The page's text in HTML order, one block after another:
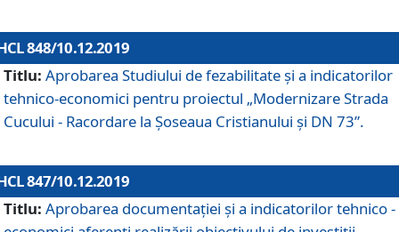
848/10.12.2019
Titlu: Aprobarea Studiului de fezabilitate şi a indicatorilor
tehnico-economici pentru proiectul „Modernizare Strada
Cucului - Racordare la Șoseaua Cristianului și DN 73”.
847/10.12.2019
Titlu: Aprobarea documentației și a indicatorilor tehnico -